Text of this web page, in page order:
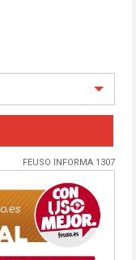
FEUSO INFORMA 1307